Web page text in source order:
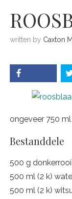
written by Caxton
ongeveer 750
Bestanddele
500 g
500 ml (2 k)
500 ml (2 k)